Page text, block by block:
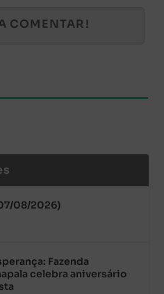
08/2026)
Fazenda
celebra aniversário